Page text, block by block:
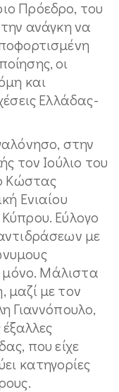
Πρόεδρο, του
ανάγκη να
οι
και
Ελλάδας-
στην
τον Ιούλιο του
Κώστας
Ενιαίου
Εύλογο
με
μόνο. Μάλιστα
μαζί με τον
Γιαννόπουλο,
που είχε
κατηγορίες